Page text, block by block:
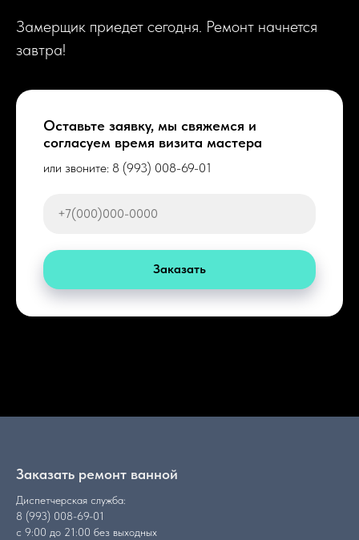
Замерщик приедет сегодня. Ремонт начнется
завтра!
Оставьте заявку, мы свяжемся и
согласуем время визита мастера
или звоните: 8 (993) 008-69-01
Заказать
Заказать ремонт ванной
Диспетчерская служба:
8 (993) 008-69-01
с 9:00 до 21:00 без выходных